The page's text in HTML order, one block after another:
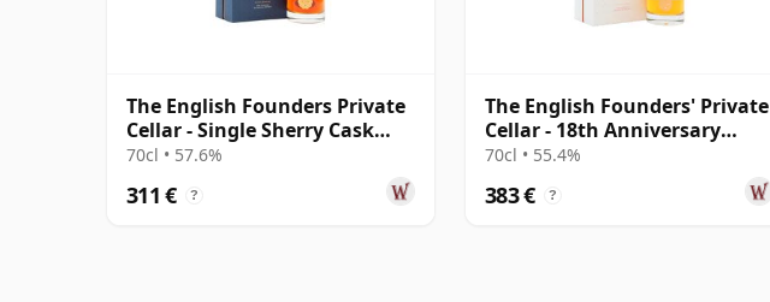
The English Founders Private
Cellar - Single Sherry Cask
2007 15 años
70cl • 57.6%
311 € ?
The English Founders' Private
Cellar - 18th Anniversary
Single 2007 18 años
70cl • 55.4%
383 € ?